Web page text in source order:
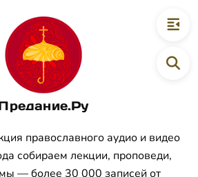
православного аудио и видео
собираем лекции, проповеди,
— более 30 000 записей от